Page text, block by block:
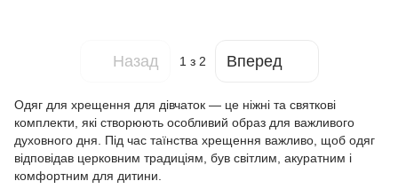
Назад 1 з 2 Вперед
Одяг для хрещення для дівчаток — це ніжні та святкові
комплекти, які створюють особливий образ для важливого
духовного дня. Під час таїнства хрещення важливо, щоб одяг
відповідав церковним традиціям, був світлим, акуратним і
комфортним для дитини.